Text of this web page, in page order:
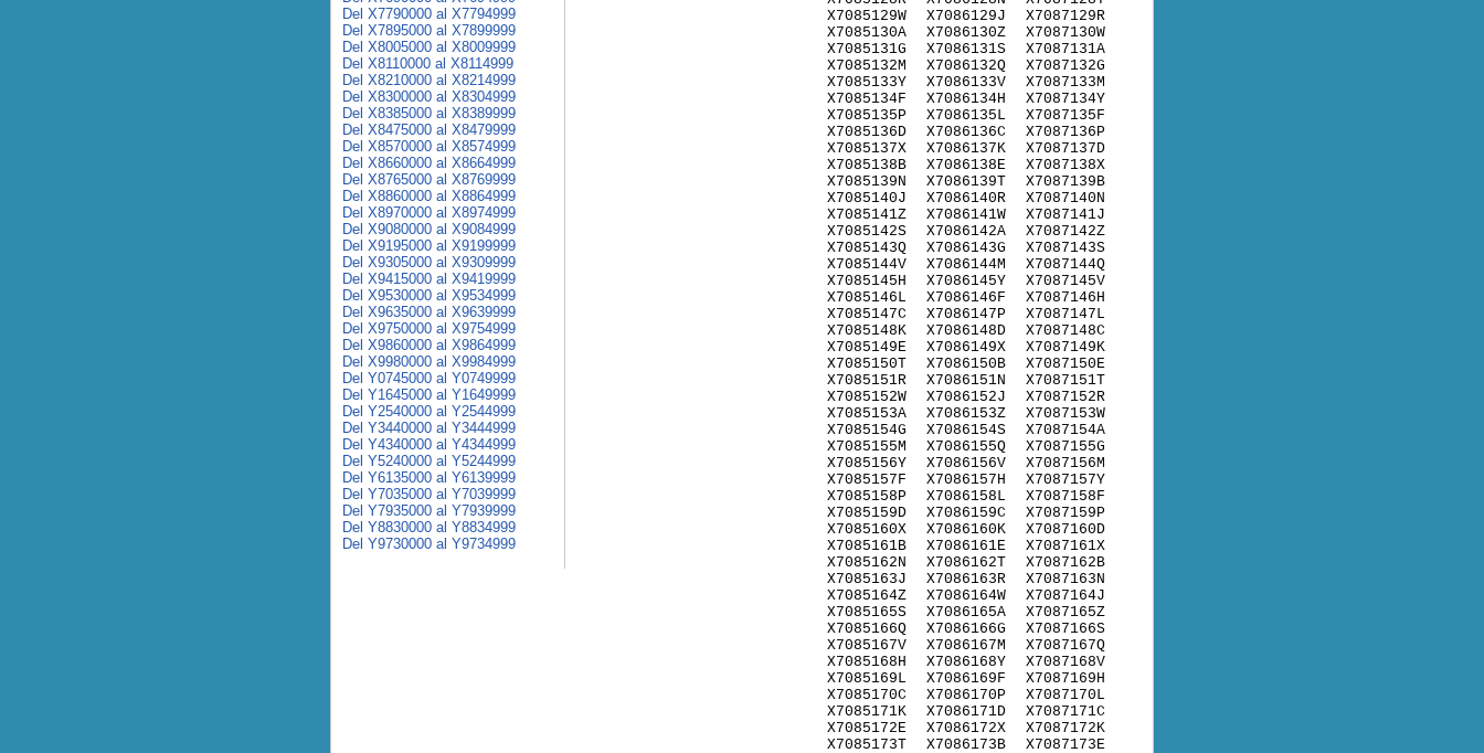
X7085129W
X7085130A
X7085131G
X7085132M
X7085133Y
X7085134F
X7085135P
X7085136D
X7085137X
X7085138B
X7085139N
X7085140J
X7085141Z
X7085142S
X7085143Q
X7085144V
X7085145H
X7085146L
X7085147C
X7085148K
X7085149E
X7085150T
X7085151R
X7085152W
X7085153A
X7085154G
X7085155M
X7085156Y
X7085157F
X7085158P
X7085159D
X7085160X
X7085161B
X7085162N
X7085163J
X7085164Z
X7085165S
X7085166Q
X7085167V
X7085168H
X7085169L
X7085170C
X7085171K
X7085172E
X7085173T
X7086129J
X7086130Z
X7086131S
X7086132Q
X7086133V
X7086134H
X7086135L
X7086136C
X7086137K
X7086138E
X7086139T
X7086140R
X7086141W
X7086142A
X7086143G
X7086144M
X7086145Y
X7086146F
X7086147P
X7086148D
X7086149X
X7086150B
X7086151N
X7086152J
X7086153Z
X7086154S
X7086155Q
X7086156V
X7086157H
X7086158L
X7086159C
X7086160K
X7086161E
X7086162T
X7086163R
X7086164W
X7086165A
X7086166G
X7086167M
X7086168Y
X7086169F
X7086170P
X7086171D
X7086172X
X7086173B
X7087129R
X7087130W
X7087131A
X7087132G
X7087133M
X7087134Y
X7087135F
X7087136P
X7087137D
X7087138X
X7087139B
X7087140N
X7087141J
X7087142Z
X7087143S
X7087144Q
X7087145V
X7087146H
X7087147L
X7087148C
X7087149K
X7087150E
X7087151T
X7087152R
X7087153W
X7087154A
X7087155G
X7087156M
X7087157Y
X7087158F
X7087159P
X7087160D
X7087161X
X7087162B
X7087163N
X7087164J
X7087165Z
X7087166S
X7087167Q
X7087168V
X7087169H
X7087170L
X7087171C
X7087172K
X7087173E
Del X7790000 al X7794999
Del X7895000 al X7899999
Del X8005000 al X8009999
Del X8110000 al X8114999
Del X8210000 al X8214999
Del X8300000 al X8304999
Del X8385000 al X8389999
Del X8475000 al X8479999
Del X8570000 al X8574999
Del X8660000 al X8664999
Del X8765000 al X8769999
Del X8860000 al X8864999
Del X8970000 al X8974999
Del X9080000 al X9084999
Del X9195000 al X9199999
Del X9305000 al X9309999
Del X9415000 al X9419999
Del X9530000 al X9534999
Del X9635000 al X9639999
Del X9750000 al X9754999
Del X9860000 al X9864999
Del X9980000 al X9984999
Del Y0745000 al Y0749999
Del Y1645000 al Y1649999
Del Y2540000 al Y2544999
Del Y3440000 al Y3444999
Del Y4340000 al Y4344999
Del Y5240000 al Y5244999
Del Y6135000 al Y6139999
Del Y7035000 al Y7039999
Del Y7935000 al Y7939999
Del Y8830000 al Y8834999
Del Y9730000 al Y9734999